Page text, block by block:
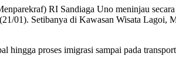
RI Sandiaga Uno meninjau
01). Setibanya di Kawasan Wisata Lagoi,
hingga proses imigrasi sampai pada